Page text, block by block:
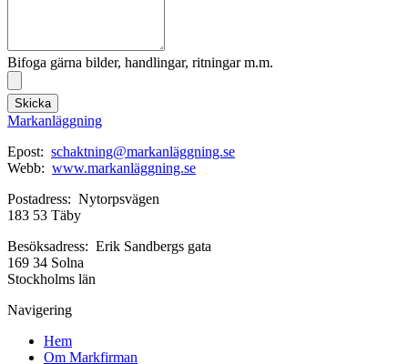
Bifoga gärna bilder, handlingar, ritningar m.m.
Skicka
Markanläggning
Epost: schaktning@markanläggning.se
Webb: www.markanläggning.se
Postadress: Nytorpsvägen
183 53 Täby
Besöksadress: Erik Sandbergs gata
169 34 Solna
Stockholms län
Navigering
Hem
Om Markfirman